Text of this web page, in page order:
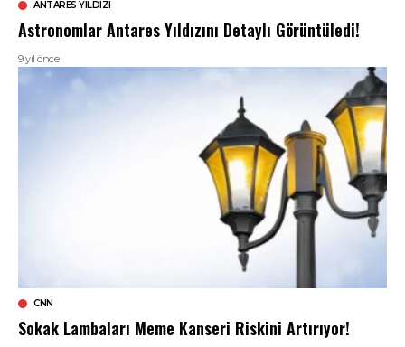
ANTARES YILDIZI
Astronomlar Antares Yıldızını Detaylı Görüntüledi!
9 yıl önce
CNN
Sokak Lambaları Meme Kanseri Riskini Artırıyor!